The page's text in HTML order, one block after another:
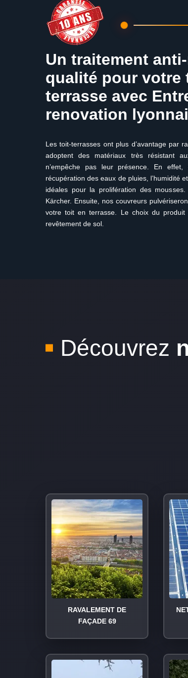
Un traitement
qualité pour votre
terrasse avec
renovation
Les toit-terrasses ont plus d’avantage par
adoptent des matériaux très résistant
n’empêche pas leur présence. En
récupération des eaux de pluies, l’humidité
idéales pour la prolifération des
Kärcher. Ensuite, nos couvreurs
votre toit en terrasse. Le choix du
revêtement de sol.
Découvrez
RAVALEMENT DE
FAÇADE 69